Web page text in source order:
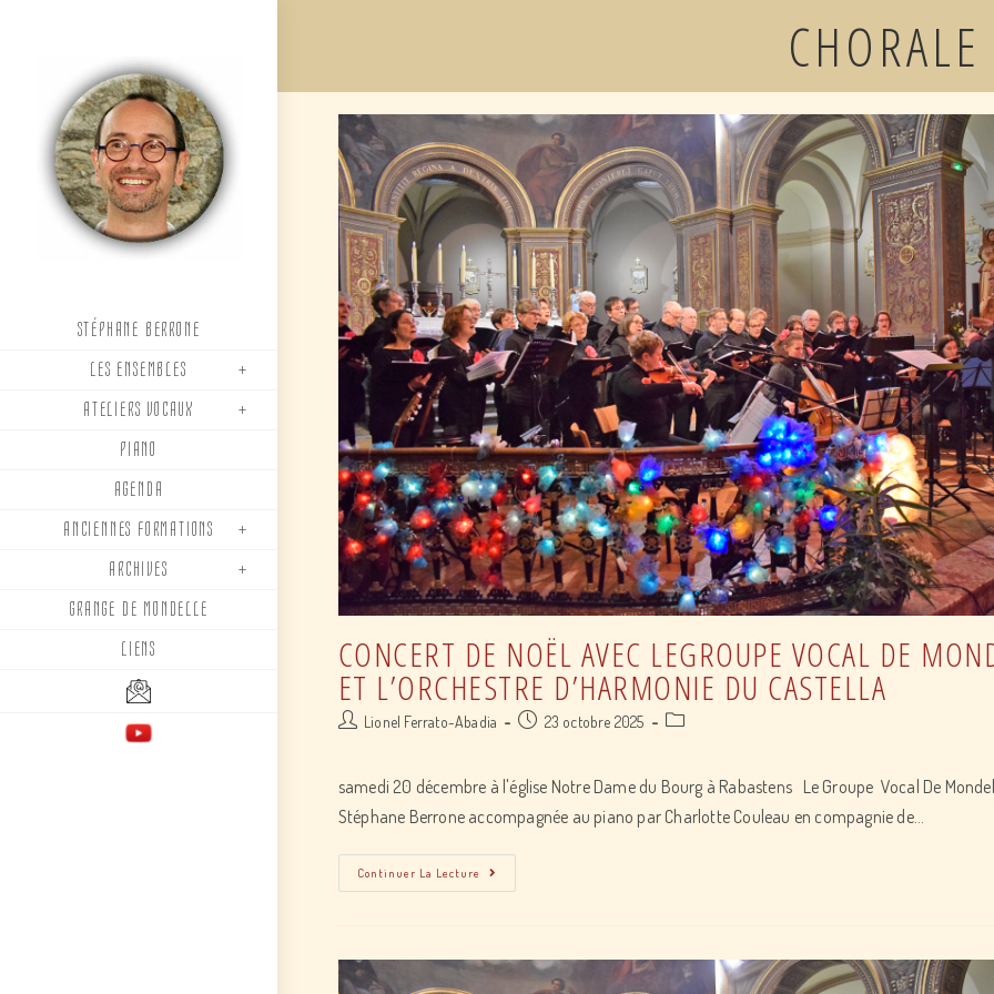
STÉPHANE BERRONE
LES ENSEMBLES
ATELIERS VOCAUX
PIANO
AGENDA
ANCIENNES FORMATIONS
ARCHIVES
GRANGE DE MONDELLE
LIENS
CHORALE
CONCERT DE NOËL AVEC LEGROUPE VOCAL DE
ET L’ORCHESTRE D’HARMONIE DU CASTELLA
Post Lionel Ferrato-Abadia
Post 23 octobre 2025
Post
samedi 20 décembre à l'église Notre Dame du Bourg à Rabastens Le Groupe Vocal De
Stéphane Berrone accompagnée au piano par Charlotte Couleau en compagnie de…
Continuer La Lecture
de
leGroupe